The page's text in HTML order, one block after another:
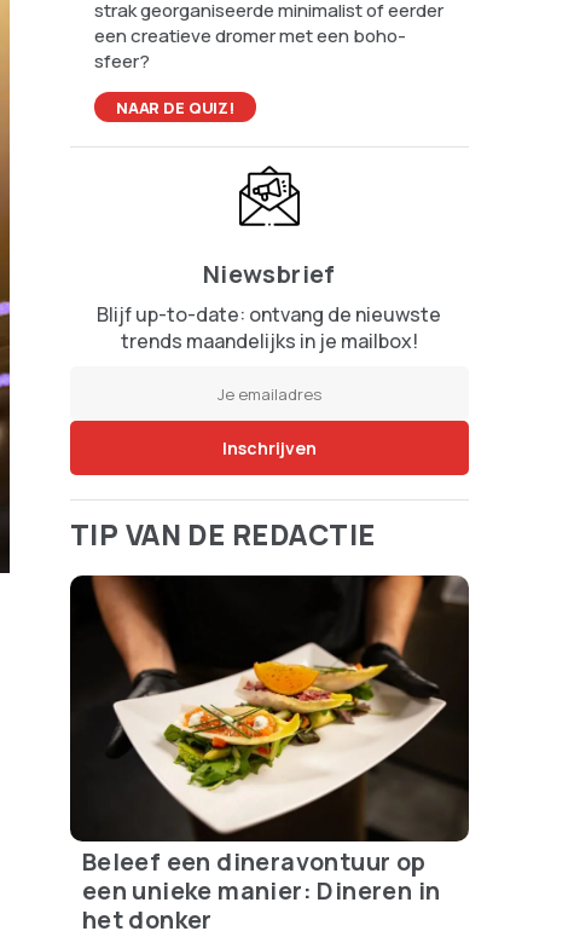
strak georganiseerde minimalist of eerder
een creatieve dromer met een boho-
sfeer?
NAAR DE QUIZ!
Niewsbrief
Blijf up-to-date: ontvang de nieuwste
trends maandelijks in je mailbox!
TIP VAN DE REDACTIE
Beleef een dineravontuur op
een unieke manier: Dineren in
het donker